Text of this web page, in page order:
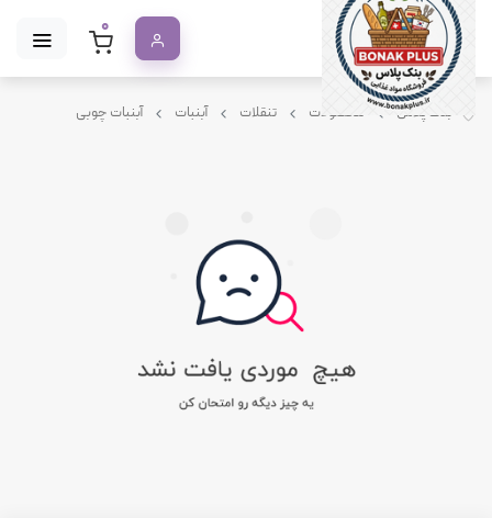
0
بنک پلاس محصولات تنقلات آبنبات آبنبات چوبی